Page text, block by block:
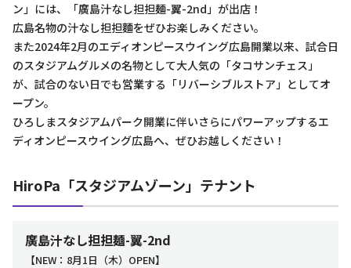
ン」には、「廣島汁なし担担麺-翼-2nd」が出店！
広島名物の汁なし担担麵をぜひお楽しみください。
また2024年2月のエディオンピースウイング広島開業以来、試合日
のスタジアムグルメの名物として大人気の「タコサンチェス」
が、試合のない日でも営業する「リバーシブルストア」としてオ
ープン。
ひろしまスタジアムパーク開業に伴いさらにパワーアップするエ
ディオンピースウイング広島へ、ぜひお越しください！
HiroPa「スタジアムゾーン」テナント
廣島汁なし担担麺-翼-2nd
【NEW：8月1日（木）OPEN】